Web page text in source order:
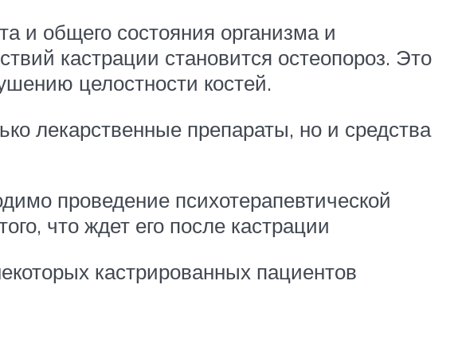
и общего состояния организма и
кастрации становится остеопороз. Это
целостности костей.
лекарственные препараты, но и средства
проведение психотерапевтической
что ждет его после кастрации
кастрированных пациентов